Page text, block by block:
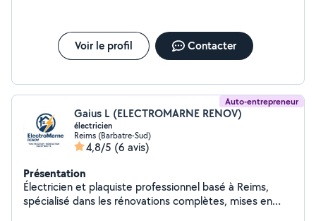
Voir le profil Contacter
Auto-entrepreneur
Gaius L (ELECTROMARNE RENOV)
électricien
Reims (Barbatre-Sud)
4,8/5 (6 avis)
Présentation
Électricien et plaquiste professionnel basé à Reims,
spécialisé dans les rénovations complètes, mises en